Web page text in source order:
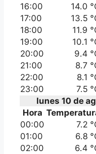
16:00
14.0
17:00
13.5
18:00
11.9
19:00
10.1
20:00
9.4
21:00
8.7
22:00
8.1
23:00
7.5
lunes 10 de
Hora
00:00
7.2
01:00
6.8
02:00
6.4